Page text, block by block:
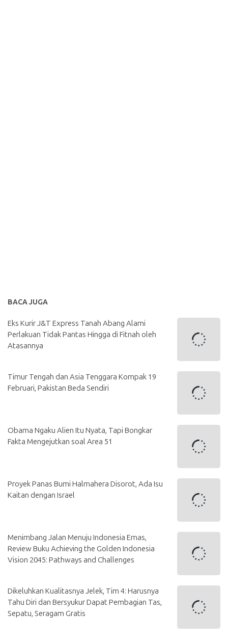
BACA JUGA
Eks Kurir J&T Express Tanah Abang Alami
Perlakuan Tidak Pantas Hingga di Fitnah oleh
Atasannya
Timur Tengah dan Asia Tenggara Kompak 19
Februari, Pakistan Beda Sendiri
Obama Ngaku Alien Itu Nyata, Tapi Bongkar
Fakta Mengejutkan soal Area 51
Proyek Panas Bumi Halmahera Disorot, Ada Isu
Kaitan dengan Israel
Menimbang Jalan Menuju Indonesia Emas,
Review Buku Achieving the Golden Indonesia
Vision 2045: Pathways and Challenges
Dikeluhkan Kualitasnya Jelek, Tim 4: Harusnya
Tahu Diri dan Bersyukur Dapat Pembagian Tas,
Sepatu, Seragam Gratis